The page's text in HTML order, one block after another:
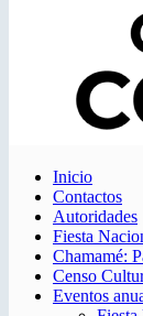
Inicio
Contactos
Autoridades
Fiesta
Chamamé:
Censo
Eventos